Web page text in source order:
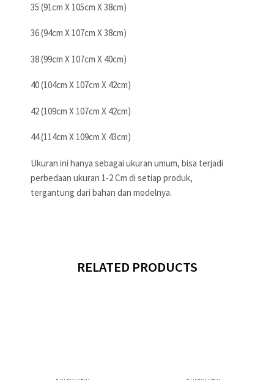
35 (91cm X 105cm X 38cm)
36 (94cm X 107cm X 38cm)
38 (99cm X 107cm X 40cm)
40 (104cm X 107cm X 42cm)
42 (109cm X 107cm X 42cm)
44 (114cm X 109cm X 43cm)
Ukuran ini hanya sebagai ukuran umum, bisa terjadi
perbedaan ukuran 1-2 Cm di setiap produk,
tergantung dari bahan dan modelnya.
RELATED PRODUCTS